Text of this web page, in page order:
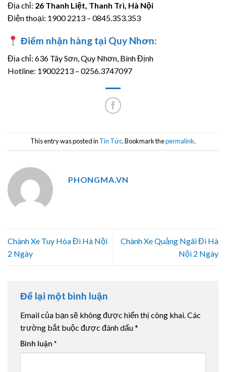
Địa chỉ: 26 Thanh Liệt, Thanh Trì, Hà Nội
Điện thoại: 1900 2213 – 0845.353.353
Điểm nhận hàng tại Quy Nhơn:
Địa chỉ: 636 Tây Sơn, Quy Nhơn, Bình Định
Hotline: 19002213 – 0256.3747097
This entry was posted in Tin Tức. Bookmark thepermalink.
PHONGMA.VN
Chành Xe Tuy Hòa Đi Hà Nội
2 Ngày
Chành Xe Quảng Ngãi Đi Hà
Nội 2 Ngày
Để lại một bình luận
Email của bạn sẽ không được hiển thị công khai. Các
trường bắt buộc được đánh dấu*
Bình luận *